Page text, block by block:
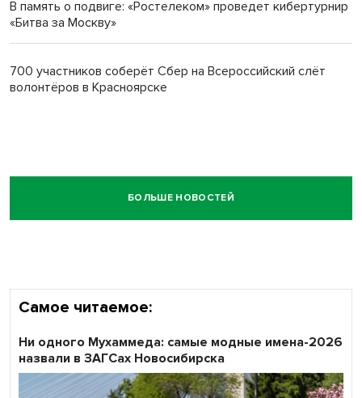
В память о подвиге: «Ростелеком» проведет кибертурнир
«Битва за Москву»
700 участников соберёт Сбер на Всероссийский слёт
волонтёров в Красноярске
БОЛЬШЕ НОВОСТЕЙ
Самое читаемое:
Ни одного Мухаммеда: самые модные имена-2026
назвали в ЗАГСах Новосибирска